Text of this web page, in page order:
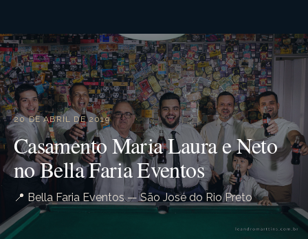
20 DE ABRIL DE 2019
Casamento Maria Laura e Neto
no Bella Faria Eventos
📍 Bella Faria Eventos — São José do Rio Preto